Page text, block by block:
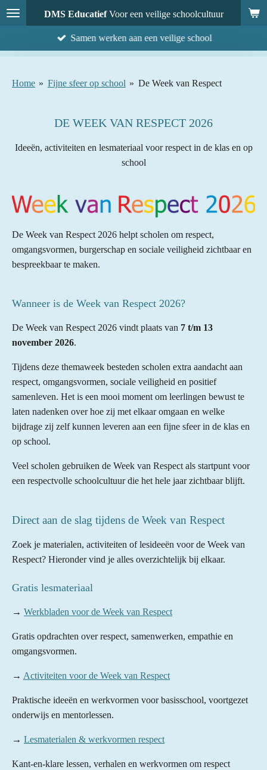
Ga
direct
DMS EducatiefVoor een veilige schoolcultuur
Samen werken aan een veilige school
Home » Fijne sfeer op school » De Week van Respect
DE WEEK VAN RESPECT 2026
Ideeën, activiteiten en lesmateriaal voor respect in de klas en op
school
De Week van Respect 2026 helpt scholen om respect,
omgangsvormen, burgerschap en sociale veiligheid zichtbaar en
bespreekbaar te maken.
Wanneer is de Week van Respect 2026?
De Week van Respect 2026 vindt plaats van 7 t/m 13
november 2026.
Tijdens deze themaweek besteden scholen extra aandacht aan
respect, omgangsvormen, sociale veiligheid en positief
samenleven. Het is een mooi moment om leerlingen bewust te
laten nadenken over hoe zij met elkaar omgaan en welke
bijdrage zij zelf kunnen leveren aan een fijne sfeer in de klas en
op school.
Veel scholen gebruiken de Week van Respect als startpunt voor
een respectvolle schoolcultuur die het hele jaar zichtbaar blijft.
Direct aan de slag tijdens de Week van Respect
Zoek je materialen, activiteiten of lesideeën voor de Week van
Respect? Hieronder vind je alles overzichtelijk bij elkaar.
Gratis lesmateriaal
→ Werkbladen voor de Week van Respect
Gratis opdrachten over respect, samenwerken, empathie en
omgangsvormen.
→ Activiteiten voor de Week van Respect
Praktische ideeën en werkvormen voor basisschool, voortgezet
onderwijs en mentorlessen.
→ Lesmaterialen & werkvormen respect
Kant-en-klare lessen, verhalen en werkvormen om respect